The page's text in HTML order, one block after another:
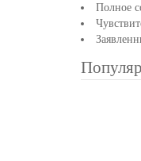
Полное